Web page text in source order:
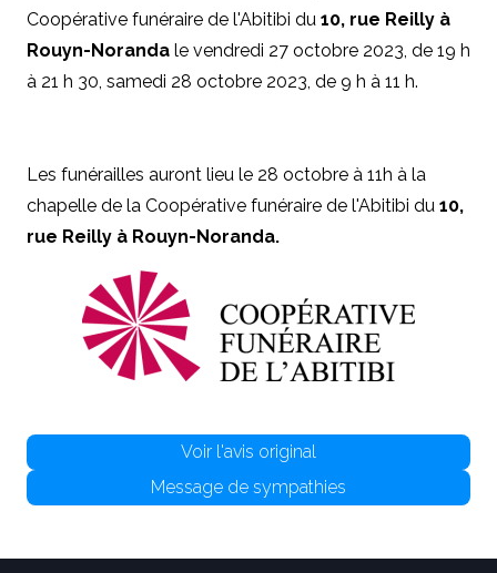
Coopérative funéraire de l'Abitibi du 10, rue Reilly à
Rouyn-Noranda le vendredi 27 octobre 2023, de 19 h
à 21 h 30, samedi 28 octobre 2023, de 9 h à 11 h.
Les funérailles auront lieu le 28 octobre à 11h à la
chapelle de la Coopérative funéraire de l'Abitibi du 10,
rue Reilly à Rouyn-Noranda.
Voir l'avis original
Message de sympathies